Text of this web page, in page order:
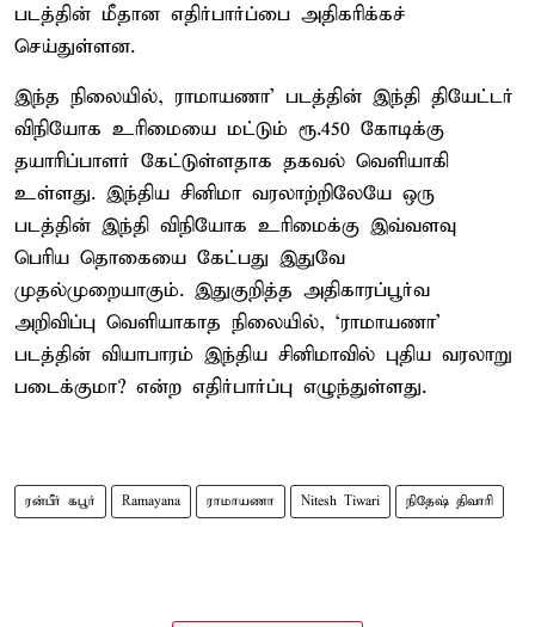
படத்தின் மீதான எதிர்பார்ப்பை அதிகரிக்கச்
செய்துள்ளன.
இந்த நிலையில், ராமாயணா' படத்தின் இந்தி தியேட்டர்
விநியோக உரிமையை மட்டும் ரூ.450 கோடிக்கு
தயாரிப்பாளர் கேட்டுள்ளதாக தகவல் வெளியாகி
உள்ளது. இந்திய சினிமா வரலாற்றிலேயே ஒரு
படத்தின் இந்தி விநியோக உரிமைக்கு இவ்வளவு
பெரிய தொகையை கேட்பது இதுவே
முதல்முறையாகும். இதுகுறித்த அதிகாரப்பூர்வ
அறிவிப்பு வெளியாகாத நிலையில், ‘ராமாயணா’
படத்தின் வியாபாரம் இந்திய சினிமாவில் புதிய வரலாறு
படைக்குமா? என்ற எதிர்பார்ப்பு எழுந்துள்ளது.
ரன்பீர் கபூர் Ramayana ராமாயணா Nitesh Tiwari நிதேஷ் திவாரி